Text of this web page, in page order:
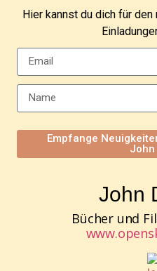
Hier kannst du dich für
Empfange
John
John
Bücher und